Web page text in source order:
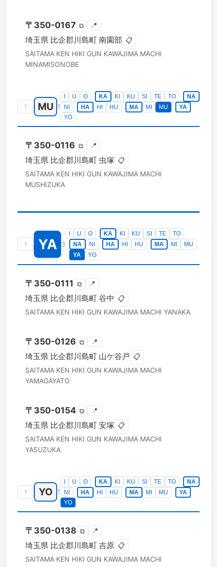
〒 350-0167 ⧉ 📍
埼玉県 比企郡川島町 南園部 📋
SAITAMA KEN HIKI GUN KAWAJIMA MACHI
MINAMISONOBE
↑ MU 1
U O KA KI KU SI TE TO
NA
NI
HA HI HU MA MI MU
YA
YO
〒 350-0116 ⧉ 📍
埼玉県 比企郡川島町 虫塚 📋
SAITAMA KEN HIKI GUN KAWAJIMA MACHI
MUSHIZUKA
↑ YA 3
U O KA KI KU SI TE
TO
NA
NI HA HI HU MA MI
MU
YA
YO
〒 350-0111 ⧉ 📍
埼玉県 比企郡川島町 谷中 📋
SAITAMA KEN HIKI GUN KAWAJIMA MACHI YANAKA
〒 350-0126 ⧉ 📍
埼玉県 比企郡川島町 山ケ谷戸 📋
SAITAMA KEN HIKI GUN KAWAJIMA MACHI
YAMAGAYATO
〒 350-0154 ⧉ 📍
埼玉県 比企郡川島町 安塚 📋
SAITAMA KEN HIKI GUN KAWAJIMA MACHI
YASUZUKA
↑ YO 1
U O KA KI KU SI TE TO
NA
NI
HA HI HU MA MI MU
YA
YO
〒 350-0138 ⧉ 📍
埼玉県 比企郡川島町 吉原 📋
SAITAMA KEN HIKI GUN KAWAJIMA MACHI